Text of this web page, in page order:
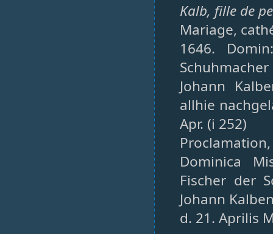
Kalb, fille de
Mariage,
1646.
Johann
allhie
Apr. (i 252)
Dominica
Fischer der
Johann
d. 21. Aprilis